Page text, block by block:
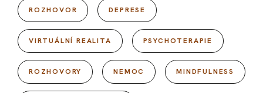
ROZHOVOR DEPRESE
VIRTUÁLNÍ REALITA PSYCHOTERAPIE
ROZHOVORY NEMOC MINDFULNESS